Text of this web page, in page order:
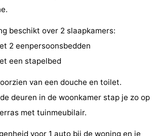
beschikt over 2 slaapkamers:
2 eenpersoonsbedden
een stapelbed
van een douche en toilet.
deuren in de woonkamer stap je zo op
met tuinmeubilair.
voor 1 auto bij de woning en je